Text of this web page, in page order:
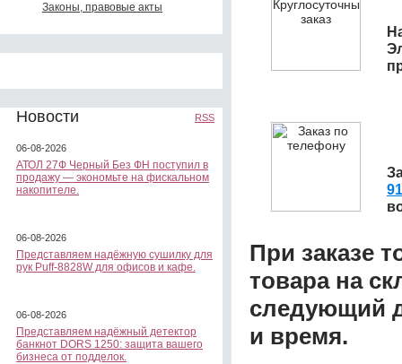
Законы, правовые акты
Новости RSS
06-08-2026
АТОЛ 27Ф Черный Без ФН поступил в
продажу — экономьте на фискальном
накопителе.
06-08-2026
Представляем надёжную сушилку для
рук Puff-8828W для офисов и кафе.
06-08-2026
Представляем надёжный детектор
банкнот DORS 1250: защита вашего
бизнеса от подделок.
При заказе
товара на
следующий
и время.